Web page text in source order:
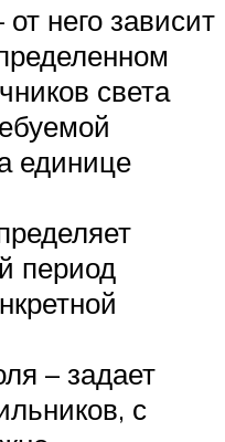
него зависит
света
единице
период
– задает
с